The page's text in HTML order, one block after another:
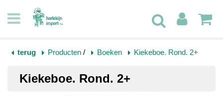
terug Producten / Boeken Kiekeboe. Rond. 2+
Kiekeboe. Rond. 2+